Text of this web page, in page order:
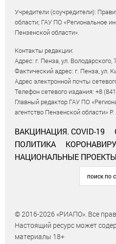
Учредители (соучредители):
области; ГАУ ПО «Региональное
Пензенской области».
Контакты редакции:
Адрес: г. Пенза, ул. Володарского,
Фактический адрес: г. Пенза, ул.
Адрес электронной почты
Телефон сетевого издания: +8
Главный редактор ГАУ ПО
агентство Пензенской области»
ВАКЦИНАЦИЯ. COVID-19
ПОЛИТИКА
НАЦИОНАЛЬНЫЕ ПРОЕКТЫ
© 2016-2026 «РИАПО». Все
Настоящий ресурс может
материалы 18+